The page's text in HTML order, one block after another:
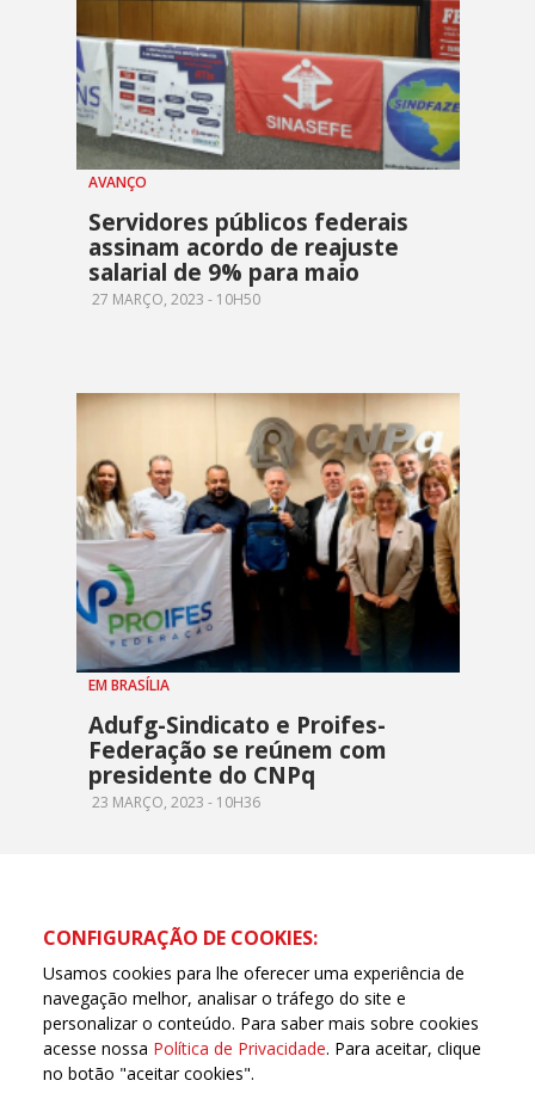
AVANÇO
Servidores públicos federais
assinam acordo de reajuste
salarial de 9% para maio
27 MARÇO, 2023 - 10H50
EM BRASÍLIA
Adufg-Sindicato e Proifes-
Federação se reúnem com
presidente do CNPq
23 MARÇO, 2023 - 10H36
CONFIGURAÇÃO DE COOKIES:
Usamos cookies para lhe oferecer uma experiência de
navegação melhor, analisar o tráfego do site e
personalizar o conteúdo. Para saber mais sobre cookies
acesse nossa Política de Privacidade. Para aceitar, clique
no botão "aceitar cookies".